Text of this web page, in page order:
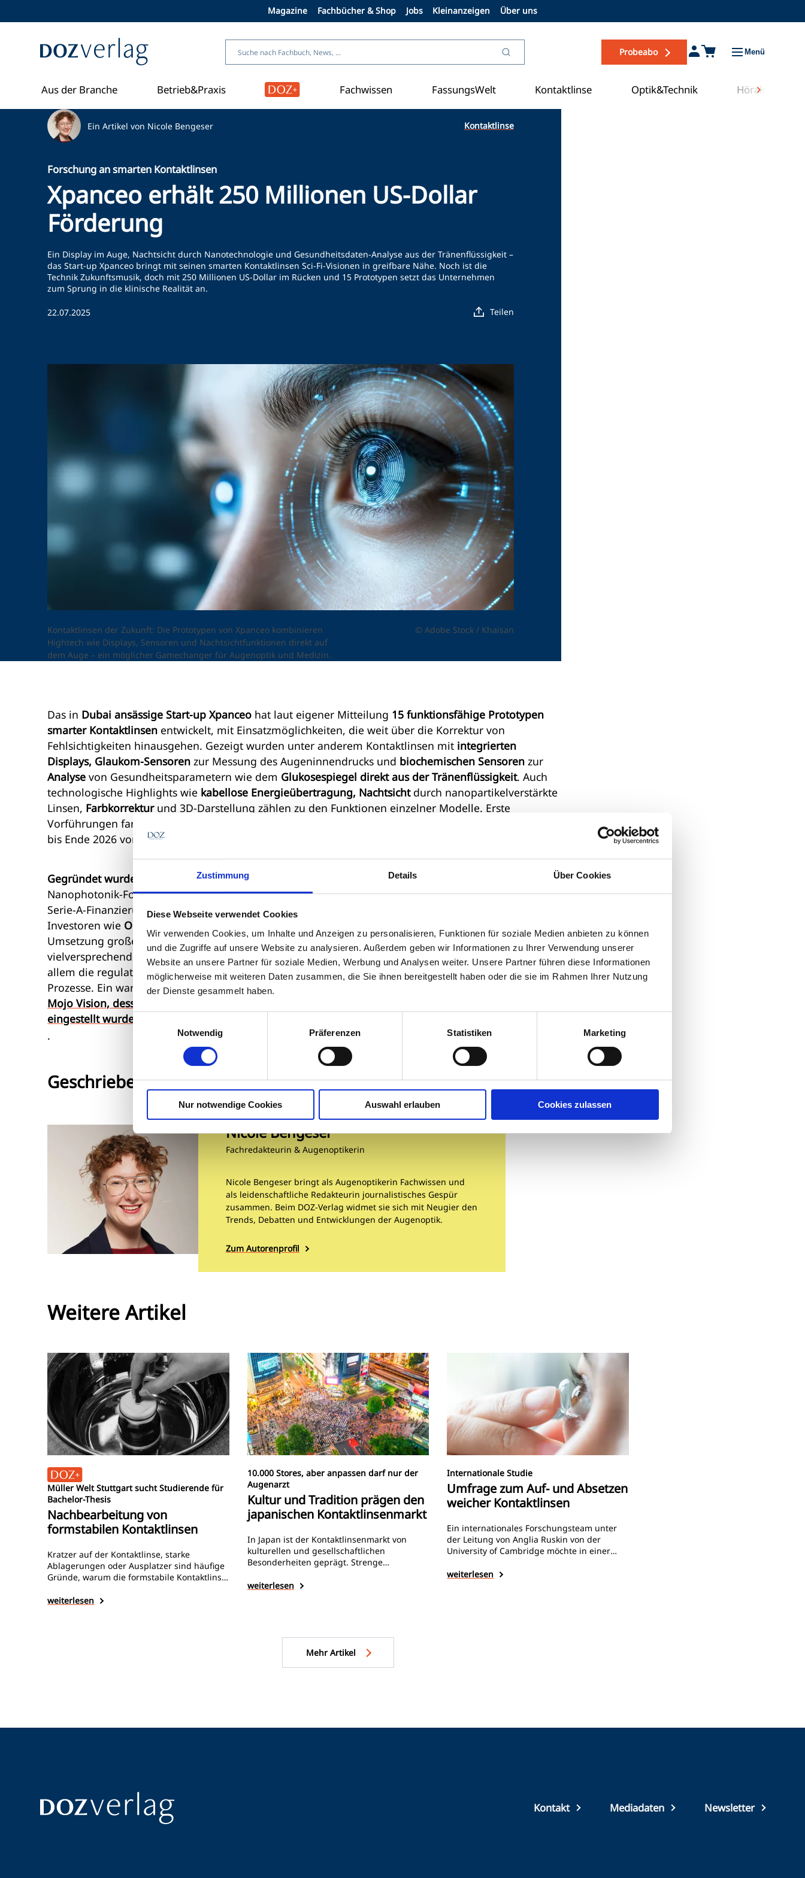
Zustimmung Details Über Cookies
Diese Webseite verwendet Cookies
Wir verwenden Cookies, um Inhalte und Anzeigen zu personalisieren, Funktionen für soziale Medien anbieten zu können
und die Zugriffe auf unsere Website zu analysieren. Außerdem geben wir Informationen zu Ihrer Verwendung unserer
Website an unsere Partner für soziale Medien, Werbung und Analysen weiter. Unsere Partner führen diese Informationen
möglicherweise mit weiteren Daten zusammen, die Sie ihnen bereitgestellt haben oder die sie im Rahmen Ihrer Nutzung
der Dienste gesammelt haben.
Einwilligungsauswahl
Notwendig
Präferenzen Statistiken Marketing
Nur notwendige Cookies Auswahl erlauben Cookies zulassen
Magazine Fachbücher & Shop Jobs Kleinanzeigen Über uns
Probeabo Menü
Aus der Branche Betrieb&Praxis Fachwissen FassungsWelt Kontaktlinse Optik&Technik Hörakustik
Ein Artikel von Nicole Bengeser Kontaktlinse
Forschung an smarten Kontaktlinsen
Xpanceo erhält 250 Millionen US-Dollar
Förderung
Ein Display im Auge, Nachtsicht durch Nanotechnologie und Gesundheitsdaten-Analyse aus der Tränenflüssigkeit –
das Start-up Xpanceo bringt mit seinen smarten Kontaktlinsen Sci-Fi-Visionen in greifbare Nähe. Noch ist die
Technik Zukunftsmusik, doch mit 250 Millionen US-Dollar im Rücken und 15 Prototypen setzt das Unternehmen
zum Sprung in die klinische Realität an.
22.07.2025 Teilen
Kontaktlinsen der Zukunft: Die Prototypen von Xpanceo kombinieren
Hightech wie Displays, Sensoren und Nachtsichtfunktionen direkt auf
dem Auge – ein möglicher Gamechanger für Augenoptik und Medizin.
© Adobe Stock / Khaisan
Das in Dubai ansässige Start-up Xpanceo hat laut eigener Mitteilung 15 funktionsfähige Prototypen
smarter Kontaktlinsen entwickelt, mit Einsatzmöglichkeiten, die weit über die Korrektur von
Fehlsichtigkeiten hinausgehen. Gezeigt wurden unter anderem Kontaktlinsen mit integrierten
Displays, Glaukom-Sensorenzur Messung des Augeninnendrucks und biochemischen Sensorenzur
Analysevon Gesundheitsparametern wie dem Glukosespiegel direkt aus der Tränenflüssigkeit. Auch
technologische Highlights wie kabellose Energieübertragung, Nachtsichtdurch nanopartikelverstärkte
Linsen, Farbkorrektur und 3D-Darstellung zählen zu den Funktionen einzelner Modelle. Erste
Vorführungen fanden bereits auf Messen statt – ein klinisch testbares Modell soll laut Unternehmen
bis Ende 2026 vorliegen.
Gegründet wurde Xpanceo 2021vom russischen Unternehmer Roman Axelrod und dem ukrainischen
Nanophotonik-Forscher Valentyn Volkov. Mit Kapital in Höhe von 250 Millionen US-Dollar aus der
Serie-A-Finanzierung wird das Unternehmen aktuell mit rund 1,35 Milliarden US-Dollar bewertet.
Investoren wie Opportunity Venture
Umsetzung große Hürden zu überwinden hat. Der Markt für smarte Kontaktlinsen gilt trotz
vielversprechender Konzepte als technisch anspruchsvoll: Energieversorgung, Tragekomfort und vor
allem die regulatorische Zulassung – etwa durch die US-amerikanische FDA – sind langwierige
Prozesse. Ein warnendes Beispiel lieferte
Mojo Vision, dessen ambitioniertes Kontaktlinsenprojekt trotz millionenschwerer Investitionen 2023
eingestellt wurde
.
Geschrieben von
Nicole Bengeser
Fachredakteurin & Augenoptikerin
Nicole Bengeser bringt als Augenoptikerin Fachwissen und
als leidenschaftliche Redakteurin journalistisches Gespür
zusammen. Beim DOZ-Verlag widmet sie sich mit Neugier den
Trends, Debatten und Entwicklungen der Augenoptik.
Zum Autorenprofil
Weitere Artikel
weiterlesen
Müller Welt Stuttgart sucht Studierende für
Bachelor-Thesis
Nachbearbeitung von
formstabilen Kontaktlinsen
Kratzer auf der Kontaktlinse, starke
Ablagerungen oder Ausplatzer sind häufige
Gründe, warum die formstabile Kontaktlinse
Eine neue Linse beim Hersteller bestellen?
weiterlesen
10.000 Stores, aber anpassen darf nur der
Augenarzt
Kultur und Tradition prägen den
japanischen Kontaktlinsenmarkt
In Japan ist der Kontaktlinsenmarkt von
kulturellen und gesellschaftlichen
Besonderheiten geprägt. Strenge
Fachgeschäfte und Abo-Services sorgen für
praktische Sehhilfen immer beliebter. Der
Markt zeigt, wie eng Gesundheit, Technik
weiterlesen
Internationale Studie
Umfrage zum Auf- und Absetzen
weicher Kontaktlinsen
Ein internationales Forschungsteam unter
der Leitung von Anglia Ruskin von der
University of Cambridge möchte in einer
Kontaktlinsenträgern das Auf- und Absetzen
Mehr Artikel
Top
Kontakt Mediadaten Newsletter